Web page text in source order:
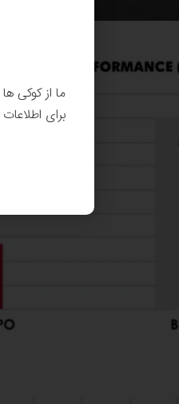
ما از کوکی
برای